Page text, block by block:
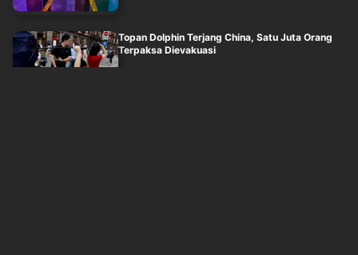
Topan Dolphin Terjang China, Satu Juta Orang
Terpaksa Dievakuasi